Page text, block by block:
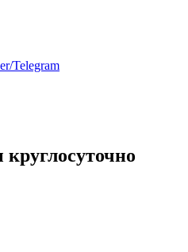
Telegram